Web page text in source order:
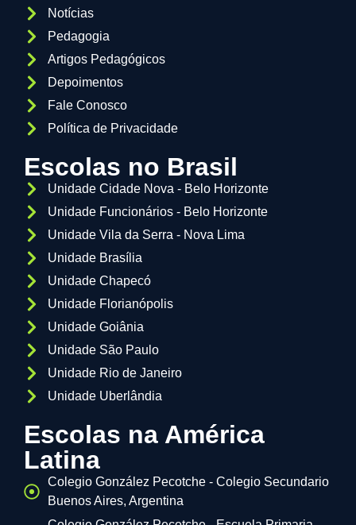
Notícias
Pedagogia
Artigos Pedagógicos
Depoimentos
Fale Conosco
Política de Privacidade
Escolas no Brasil
Unidade Cidade Nova - Belo Horizonte
Unidade Funcionários - Belo Horizonte
Unidade Vila da Serra - Nova Lima
Unidade Brasília
Unidade Chapecó
Unidade Florianópolis
Unidade Goiânia
Unidade São Paulo
Unidade Rio de Janeiro
Unidade Uberlândia
Escolas na América
Latina
Colegio González Pecotche - Colegio Secundario
Buenos Aires, Argentina